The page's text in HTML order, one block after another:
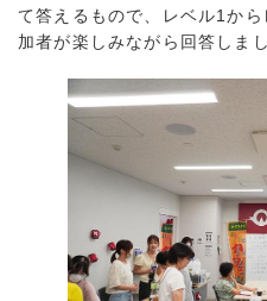
て答えるもので、レベル1か
加者が楽しみながら回答しまし